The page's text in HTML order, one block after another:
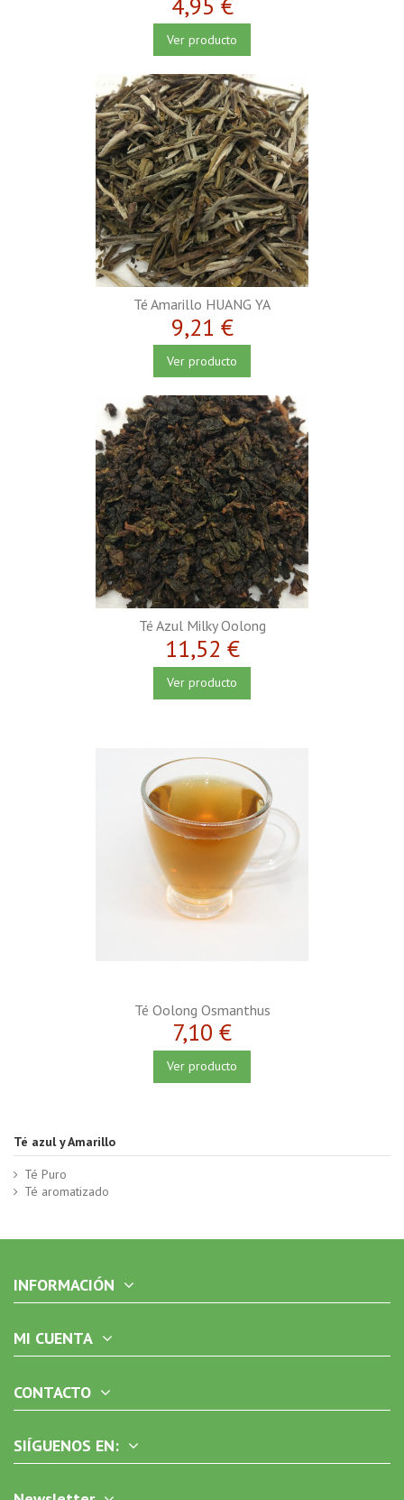
Ver producto
Té Amarillo HUANG YA
9,21 €
Ver producto
Té Azul Milky Oolong
11,52 €
Ver producto
Té Oolong Osmanthus
7,10 €
Ver producto
Té azul y Amarillo
Té Puro
Té aromatizado
INFORMACIÓN
MI CUENTA
CONTACTO
SIÍGUENOS EN: